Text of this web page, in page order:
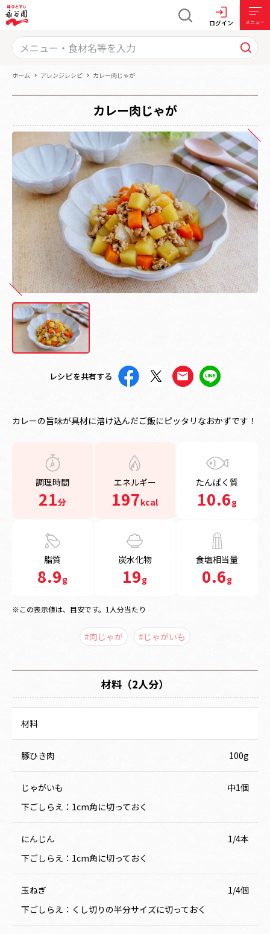
ログイン メニュー
ホーム アレンジレシピ カレー肉じゃが
カレー肉じゃが
レシピを共有する
カレーの旨味が具材に溶け込んだご飯にピッタリなおかずです！
調理時間
21分
エネルギー
197kcal
たんぱく質
10.6g
脂質
8.9g
炭水化物
19g
食塩相当量
0.6g
※この表示値は、目安です。1人分当たり
#肉じゃが #じゃがいも
材料（2人分）
材料
豚ひき肉 100g
じゃがいも
中1個
下ごしらえ：1cm角に切っておく
にんじん
1/4本
下ごしらえ：1cm角に切っておく
玉ねぎ
1/4個
下ごしらえ：くし切りの半分サイズに切っておく